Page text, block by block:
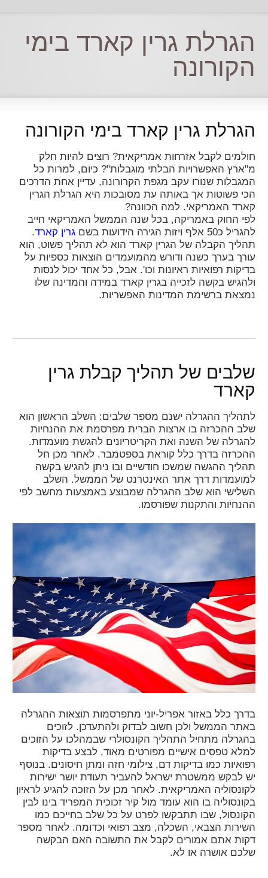
הגרלת גרין קארד בימי
הקורונה
הגרלת גרין קארד בימי הקורונה
חולמים לקבל אזרחות אמריקאית? רוצים להיות חלק
מ"ארץ האפשרויות הבלתי מוגבלות"? כיום, למרות כל
המגבלות שנורו עקב מגפת הקרורונה, עדיין אחת הדרכים
הכי פשוטות אך באותה עת מסובכות היא הגרלת הגרין
קארד האמריקאי. למה הכוונה?
לפי החוק באמריקה, בכל שנה הממשל האמריקאי חייב
להגריל כ50 אלף ויזות הגירה הידועות בשם
גרין קארד.
תהליך הקבלה של הגרין קארד הוא לא תהליך פשוט, הוא
עורך בערך כשנה ודורש מהמועמדים הוצאות כספיות על
בדיקות רפואיות ראיונות וכו'. אבל, כל אחד יכול לנסות
ולהגיש בקשה לזכייה בגרין קארד במידה והמדינה שלו
נמצאת ברשימת המדינות האפשריות.
שלבים של תהליך קבלת גרין
קארד
לתהליך ההגרלה ישנם מספר שלבים: השלב הראשון הוא
שלב ההכרזה בו ארצות הברית מפרסמת את ההנחיות
להגרלה של השנה ואת הקריטריונים להגשת מועמדות.
ההכרזה בדרך כלל קוראת בספטמבר. לאחר מכן חל
תהליך ההגשה שמשכו חודשיים ובו ניתן להגיש בקשה
למועמדות דרך אתר האינטרנט של הממשל. השלב
השלישי הוא שלב ההגרלה שמבוצע באמצעות מחשב לפי
ההנחיות והתקנות שפורסמו.
בדרך כלל באזור אפריל-יוני מתפרסמות תוצאות ההגרלה
באתר הממשל ולכן חשוב לבדוק ולהתעדכן. לזוכים
בהגרלה מתחיל התהליך הקונסולרי שבמהלכו על הזוכים
למלא טפסים אישיים מפורטים מאוד, לבצע בדיקות
רפואיות כמו בדיקות דם, צילומי חזה ומתן חיסונים. בנוסף
יש לבקש ממשטרת ישראל להעביר תעודת יושר ישירות
לקונסוליה האמריקאית. לאחר מכן על הזוכה להגיע לראיון
בקונסוליה בו הוא עומד מול קיר זכוכית המפריד בינו לבין
הקונסול, שבו תתבקשו לפרט על כל שלב בחייכם כמו
השירות הצבאי, השכלה, מצב רפואי וכדומה. לאחר מספר
דקות אתם אמורים לקבל את התשובה האם הבקשה
שלכם אושרה או לא.